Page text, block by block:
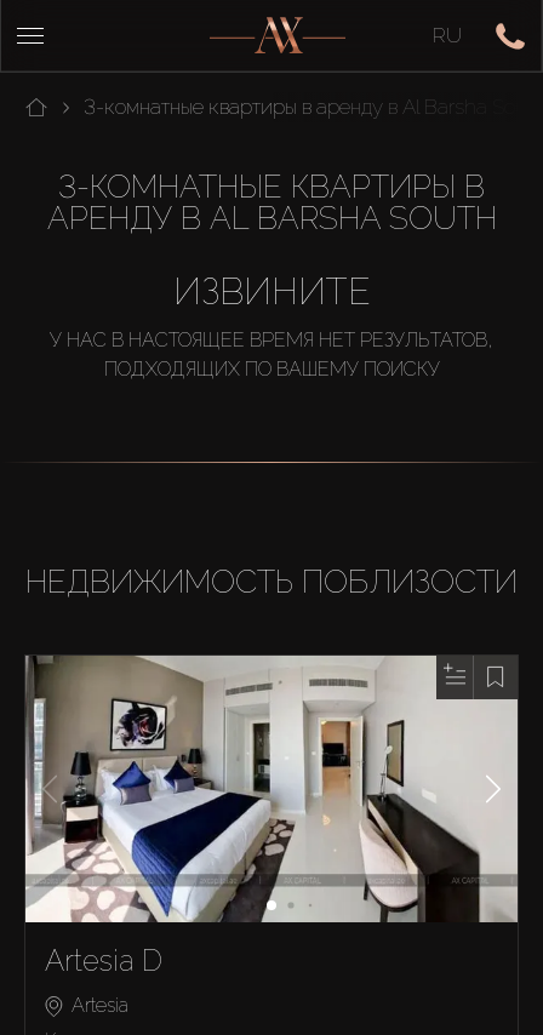
RU
3-комнатные квартиры в аренду в Al Barsha
3-КОМНАТНЫЕ КВАРТИРЫ В
АРЕНДУ В AL BARSHA SOUTH
ИЗВИНИТЕ
У НАС В НАСТОЯЩЕЕ ВРЕМЯ НЕТ РЕЗУЛЬТАТОВ,
ПОДХОДЯЩИХ ПО ВАШЕМУ ПОИСКУ
НЕДВИЖИМОСТЬ ПОБЛИЗОСТИ
Artesia D
Artesia